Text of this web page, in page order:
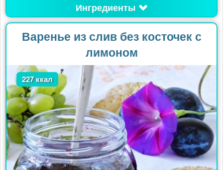
Ингредиенты
Варенье из слив без косточек с
лимоном
227 ккал